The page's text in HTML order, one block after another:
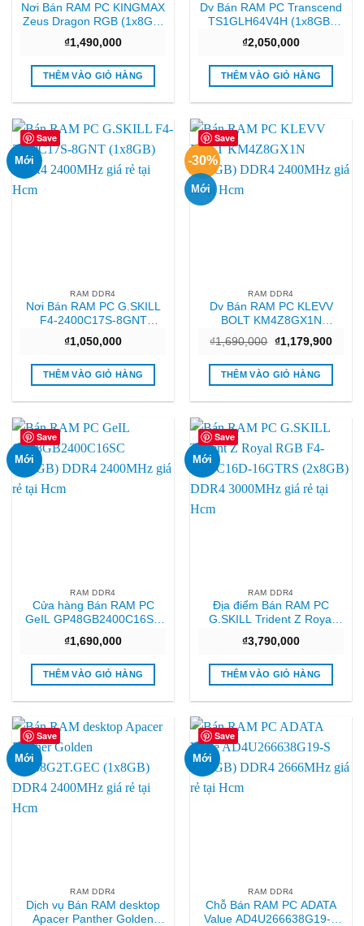
Nơi Bán RAM PC KINGMAX
Zeus Dragon RGB (1x8GB)
₫1,490,000
THÊM VÀO GIỎ HÀNG
Dv Bán RAM PC Transcend
TS1GLH64V4H (1x8GB)
₫2,050,000
THÊM VÀO GIỎ HÀNG
Save
Mới
RAM DDR4
Nơi Bán RAM PC G.SKILL
F4-2400C17S-8GNT
Sài gòn
₫1,050,000
THÊM VÀO GIỎ HÀNG
Save
-30%
Mới
RAM DDR4
Dv Bán RAM PC KLEVV
BOLT KM4Z8GX1N
Hcm
₫1,690,000 Giá
là:
₫1,690,000.
₫1,179,900Giá
tại
THÊM VÀO GIỎ HÀNG
Save
Mới
RAM DDR4
Cửa hàng Bán RAM PC
GeIL GP48GB2400C16SC
Tphcm
₫1,690,000
THÊM VÀO GIỎ HÀNG
Save
Mới
RAM DDR4
Địa điểm Bán RAM PC
G.SKILL Trident Z Royal
16GTRS (2x8GB) DDR4
3000MHz Chất lượng
₫3,790,000
THÊM VÀO GIỎ HÀNG
Save
Mới
RAM DDR4
Dịch vụ Bán RAM desktop
Apacer Panther Golden
Save
Mới
RAM DDR4
Chỗ Bán RAM PC ADATA
Value AD4U266638G19-S